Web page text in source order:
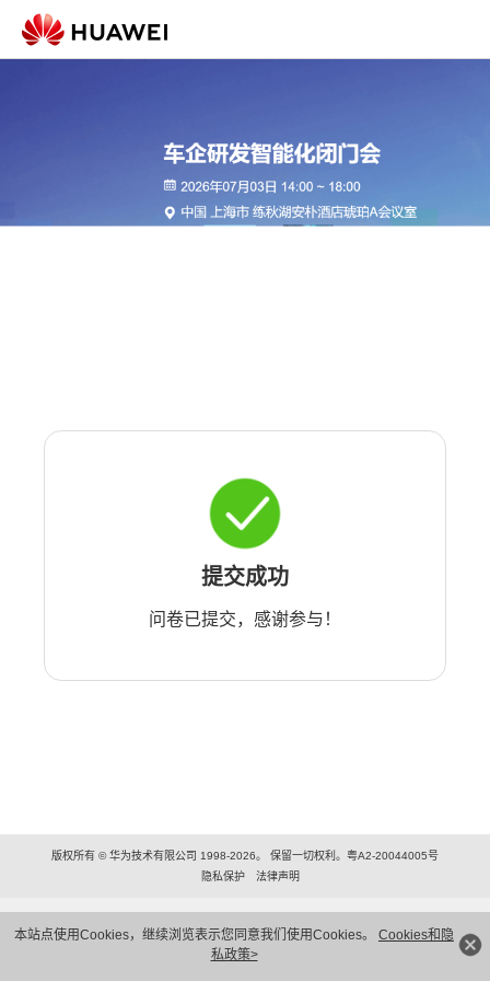
本站点使用Cookies，继续浏览表示您同意我们使用Cookies。 Cookies和隐
私政策>
提交成功
问卷已提交，感谢参与！
版权所有 © 华为技术有限公司 1998-2026。 保留一切权利。粤A2-20044005号
隐私保护
法律声明